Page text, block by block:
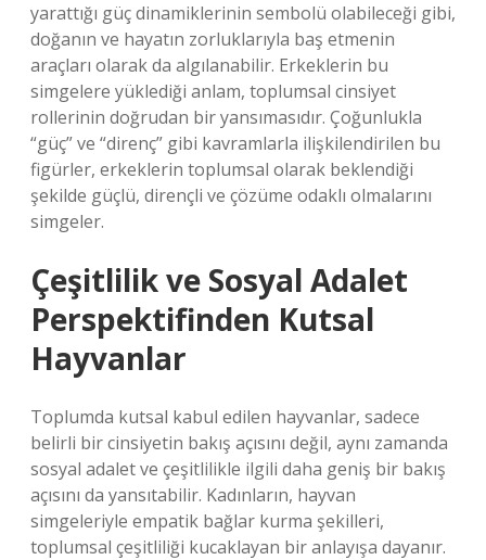
yarattığı güç dinamiklerinin sembolü olabileceği gibi,
doğanın ve hayatın zorluklarıyla baş etmenin
araçları olarak da algılanabilir. Erkeklerin bu
simgelere yüklediği anlam, toplumsal cinsiyet
rollerinin doğrudan bir yansımasıdır. Çoğunlukla
“güç” ve “direnç” gibi kavramlarla ilişkilendirilen bu
figürler, erkeklerin toplumsal olarak beklendiği
şekilde güçlü, dirençli ve çözüme odaklı olmalarını
simgeler.
Çeşitlilik ve Sosyal Adalet
Perspektifinden Kutsal
Hayvanlar
Toplumda kutsal kabul edilen hayvanlar, sadece
belirli bir cinsiyetin bakış açısını değil, aynı zamanda
sosyal adalet ve çeşitlilikle ilgili daha geniş bir bakış
açısını da yansıtabilir. Kadınların, hayvan
simgeleriyle empatik bağlar kurma şekilleri,
toplumsal çeşitliliği kucaklayan bir anlayışa dayanır.